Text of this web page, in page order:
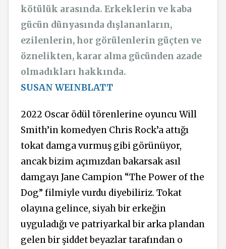
kötülük arasında. Erkeklerin ve kaba
gücün dünyasında dışlananların,
ezilenlerin, hor görülenlerin güçten ve
öznelikten, karar alma gücünden azade
olmadıkları hakkında.
SUSAN WEINBLATT
2022 Oscar ödül törenlerine oyuncu Will
Smith’in komedyen Chris Rock’a attığı
tokat damga vurmuş gibi görünüyor,
ancak bizim açımızdan bakarsak asıl
damgayı Jane Campion “The Power of the
Dog” filmiyle vurdu diyebiliriz. Tokat
olayına gelince, siyah bir erkeğin
uyguladığı ve patriyarkal bir arka plandan
gelen bir şiddet beyazlar tarafından o